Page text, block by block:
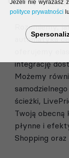
Rozumiemy,
automatyka
integrację
Możemy
ścieżki,
Twoją obecną
płynne i
Shopping
Jeżeli nie wyrażasz
polityce prywatności